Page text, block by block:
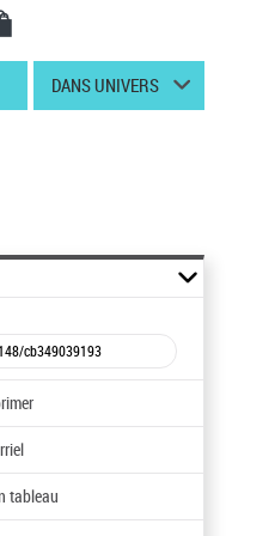
DANS UNIVERS
tableau